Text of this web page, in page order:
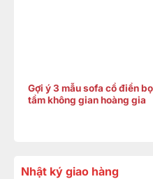
Gợi ý 3 mẫu sofa cổ điển
tầm không gian hoàng gia
Nhật ký giao hàng